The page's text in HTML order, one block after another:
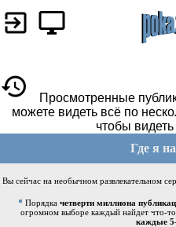
Просмотренные
можете видеть всё по
чтобы
Где я
Вы сейчас на необычном развлекательном
Порядка четверти миллиона
огромном выборе каждый найдет что-
каждые